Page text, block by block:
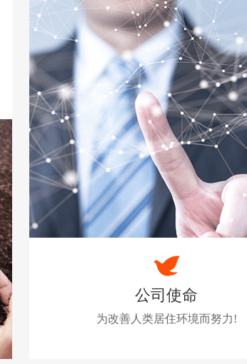
公司使命
为改善人类居住环境而努力!